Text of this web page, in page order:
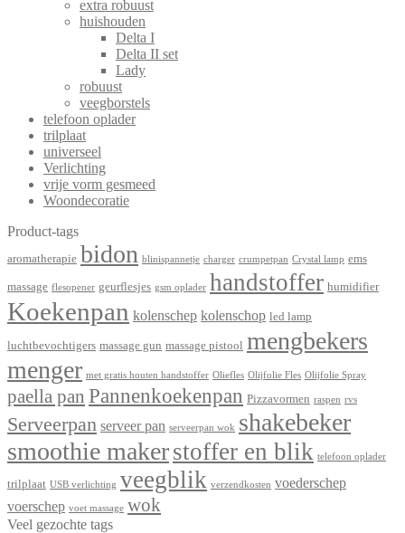
extra robuust
huishouden
Delta I
Delta II set
Lady
robuust
veegborstels
telefoon oplader
trilplaat
universeel
Verlichting
vrije vorm gesmeed
Woondecoratie
Product-tags
aromatherapie bidon blinispannetje charger crumpetpan Crystal lamp ems
massage flesopener geurflesjes gsm oplader handstoffer humidifier
Koekenpan kolenschep kolenschop led lamp
luchtbevochtigers massage gun massage pistool mengbekers
menger met gratis houten handstoffer Oliefles Olijfolie Fles Olijfolie Spray
paella pan Pannenkoekenpan Pizzavormen raspen rvs
Serveerpan serveer pan serveerpan wok shakebeker
smoothie makerstoffer en blik telefoon oplader
trilplaat USB verlichting veegblik verzendkosten voederschep
voerschep voet massage wok
Veel gezochte tags